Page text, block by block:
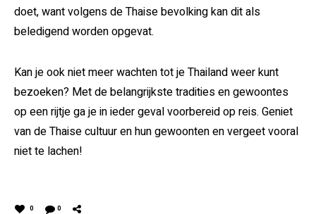
doet, want volgens de Thaise bevolking kan dit als
beledigend worden opgevat.
Kan je ook niet meer wachten tot je Thailand weer kunt
bezoeken? Met de belangrijkste tradities en gewoontes
op een rijtje ga je in ieder geval voorbereid op reis. Geniet
van de Thaise cultuur en hun gewoonten en vergeet vooral
niet te lachen!
0 0